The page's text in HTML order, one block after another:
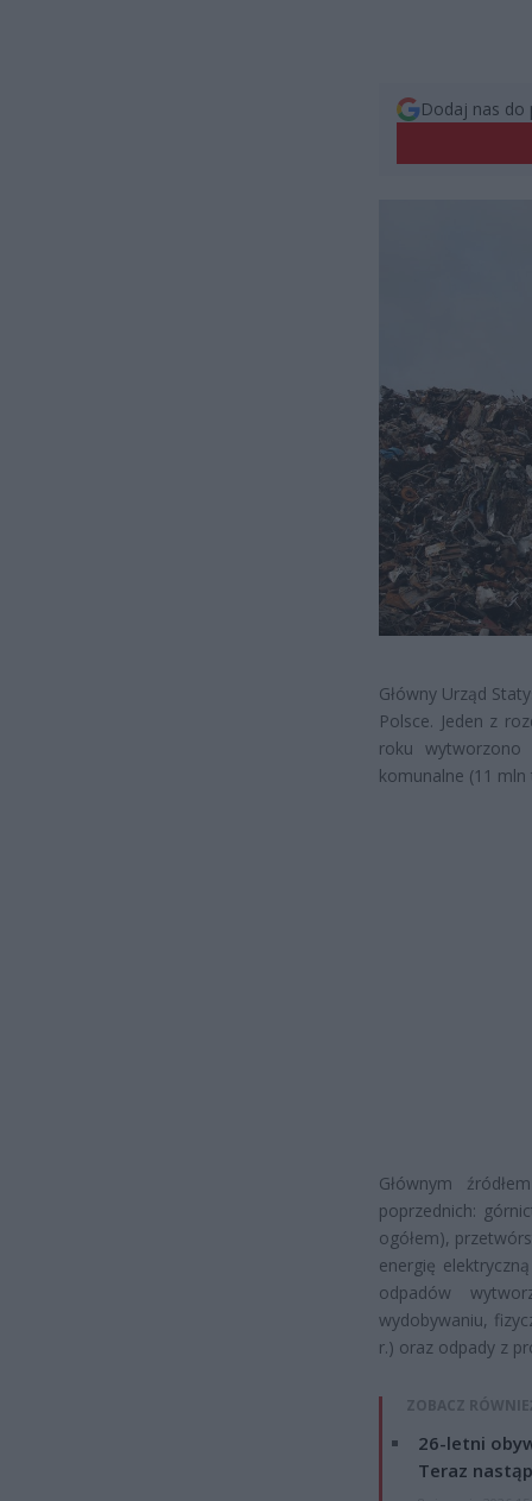
Dodaj nas do
Główny Urząd
Polsce. Jeden z
roku
komunalne (11 mln
Głównym
poprzednich:
ogółem),
energię
odpadów
wydobywaniu,
r.) oraz odpady z
ZOBACZ
26-letni
Teraz